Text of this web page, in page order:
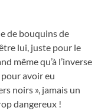
de bouquins de
lui, juste pour le
même qu’à l’inverse
avoir eu
noirs », jamais un
dangereux !